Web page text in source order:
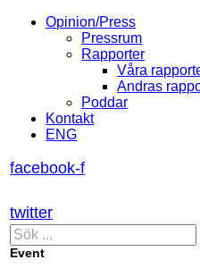
Opinion/Press
Pressrum
Rapporter
Våra
Andras
Poddar
Kontakt
ENG
facebook-f
twitter
Event